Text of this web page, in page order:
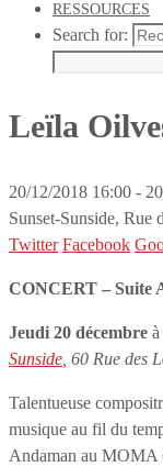
RESSOURCES
Search for:
Leïla
20/12/2018 16:00 -
Sunset-Sunside, Rue
Twitter Facebook
CONCERT – Suite
Jeudi 20 décembre
Sunside , 60 Rue des
Talentueuse
musique au fil du
Andaman au MOMA